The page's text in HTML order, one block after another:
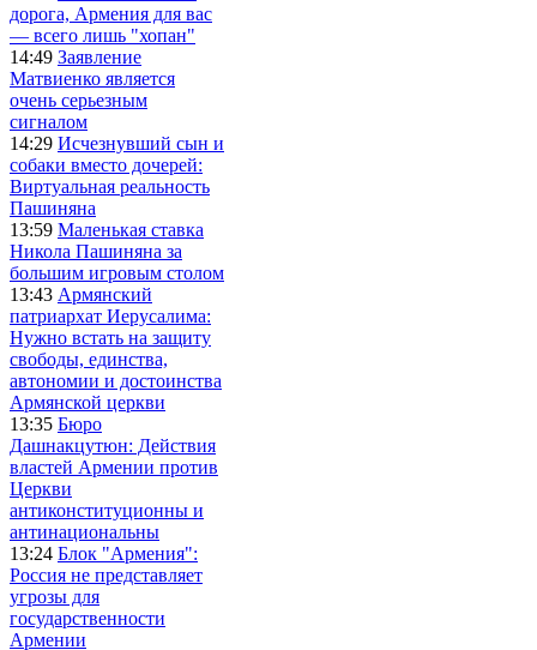
дорога, Армения для вас
— всего лишь "хопан"
14:49 Заявление
Матвиенко является
очень серьезным
сигналом
14:29 Исчезнувший сын и
собаки вместо дочерей:
Виртуальная реальность
Пашиняна
13:59 Маленькая ставка
Никола Пашиняна за
большим игровым столом
13:43 Армянский
патриархат Иерусалима:
Нужно встать на защиту
свободы, единства,
автономии и достоинства
Армянской церкви
13:35 Бюро
Дашнакцутюн: Действия
властей Армении против
Церкви
антиконституционны и
антинациональны
13:24 Блок "Армения":
Россия не представляет
угрозы для
государственности
Армении